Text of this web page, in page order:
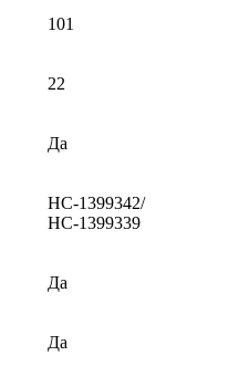
101
22
Да
НС-1399342/
НС-1399339
Да
Да